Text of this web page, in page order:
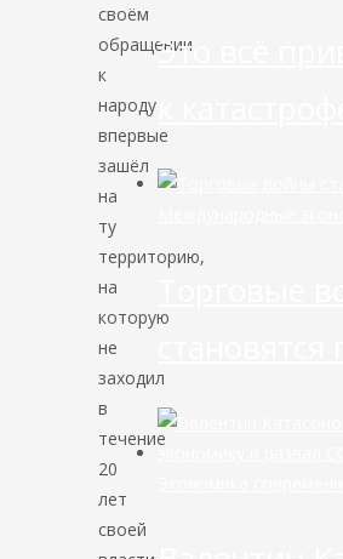
своём
обращении
к
народу
впервые
зашёл
на
ту
территорию,
на
которую
не
заходил
в
течение
20
лет
своей
Это всё